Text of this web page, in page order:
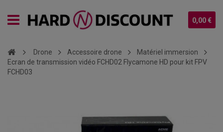
0,00 €
Drone Accessoire drone
Matériel immersion
Ecran de transmission vidéo FCHD02 Flycamone HD pour kit FPV
FCHD03